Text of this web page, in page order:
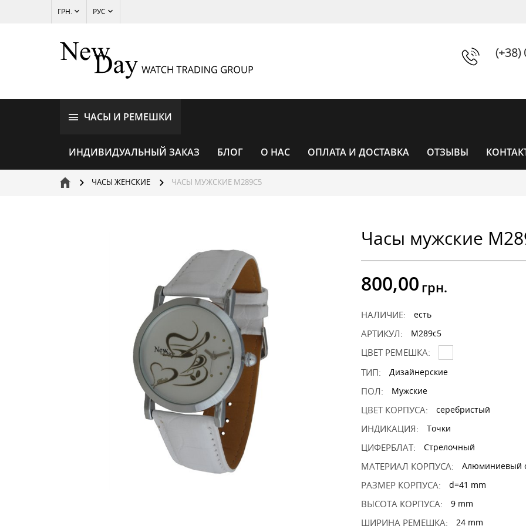
ГРН. РУС
(+38)
ЧАСЫ И РЕМЕШКИ
ИНДИВИДУАЛЬНЫЙ ЗАКАЗ БЛОГ О НАС ОПЛАТА И ДОСТАВКА ОТЗЫВЫ
ЧАСЫ ЖЕНСКИЕ
ЧАСЫ
ЧАСЫ
УНИСЕКС
ЧАСЫ ЖЕНСКИЕ ЧАСЫ МУЖСКИЕ M289C5
Часы мужские
800,00 грн.
НАЛИЧИЕ: есть
АРТИКУЛ: M289c5
ЦВЕТ РЕМЕШКА:
ТИП:
Дизайнерские
ПОЛ: Мужские
ЦВЕТ КОРПУСА: серебристый
ИНДИКАЦИЯ: Точки
ЦИФЕРБЛАТ: Стрелочный
МАТЕРИАЛ КОРПУСА: Алюминиевый
РАЗМЕР КОРПУСА: d=41 mm
ВЫСОТА КОРПУСА: 9 mm
ШИРИНА РЕМЕШКА: 24 mm